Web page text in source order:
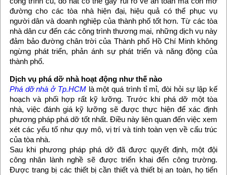
đường cho các tòa nhà hiện đại, hiệu quả có thể phục vụ
người dân và doanh nghiệp của thành phố tốt hơn. Từ các tòa
nhà dân cư đến các công trình thương mại, những dịch vụ này
đảm bảo đường chân trời của Thành phố Hồ Chí Minh không
ngừng phát triển, phản ánh sự phát triển và năng động của
thành phố.
Dịch vụ phá dỡ nhà hoạt động như thế nào
Phá dỡ nhà ở Tp.HCMlà một quá trình tỉ mỉ, đòi hỏi sự lập kế
hoạch và phối hợp rất kỹ lưỡng. Trước khi phá dỡ một tòa
nhà, việc đánh giá kỹ lưỡng sẽ được thực hiện để xác định
phương pháp phá dỡ tốt nhất. Điều này liên quan đến việc xem
xét các yếu tố như quy mô, vị trí và tính toàn vẹn về cấu trúc
của tòa nhà.
Sau khi phương pháp phá dỡ đã được quyết định, một đội
công nhân lành nghề sẽ được triển khai đến công trường.
Được trang bị các thiết bị cần thiết và thiết bị an toàn, họ tiến